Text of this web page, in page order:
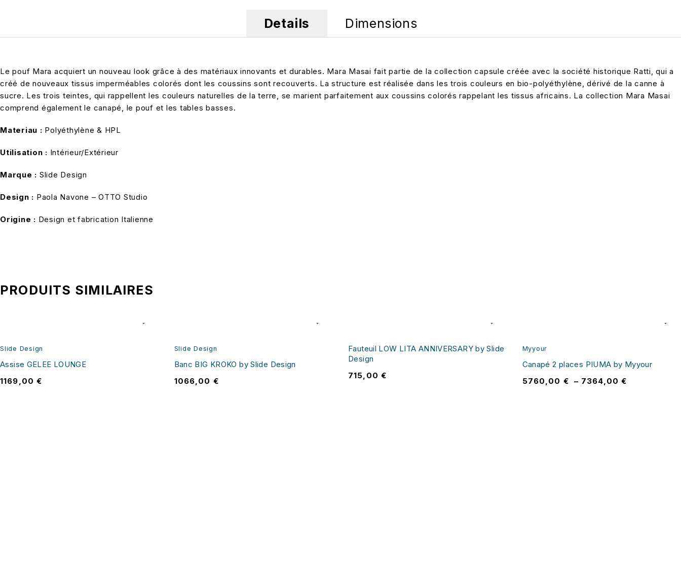
Details Dimensions
Le pouf Mara acquiert un nouveau look grâce à des matériaux innovants et durables. Mara Masai fait partie de la collection capsule créée avec la société historique Ratti, qui a
créé de nouveaux tissus imperméables colorés dont les coussins sont recouverts. La structure est réalisée dans les trois couleurs en bio-polyéthylène, dérivé de la canne à
sucre. Les trois teintes, qui rappellent les couleurs naturelles de la terre, se marient parfaitement aux coussins colorés rappelant les tissus africains. La collection Mara Masai
comprend également le canapé, le pouf et les tables basses.
Materiau : Polyéthylène & HPL
Utilisation : Intérieur/Extérieur
Marque : Slide Design
Design : Paola Navone – OTTO Studio
Origine : Design et fabrication Italienne
PRODUITS SIMILAIRES
Slide Design
Assise GELEE LOUNGE
1169,00 €
Slide Design
Banc BIG KROKO by Slide Design
1066,00 €
Fauteuil LOW LITA ANNIVERSARY by Slide
Design
715,00 €
Myyour
Canapé 2 places PIUMA by Myyour
5760,00 € – 7364,00 €